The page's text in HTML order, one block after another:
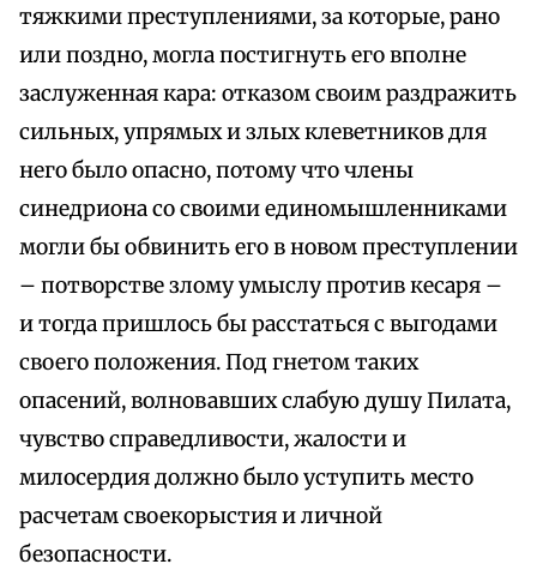
тяжкими преступлениями, за которые, рано
или поздно, могла постигнуть его вполне
заслуженная кара: отказом своим раздражить
сильных, упрямых и злых клеветников для
него было опасно, потому что члены
синедриона со своими единомышленниками
могли бы обвинить его в новом преступлении
– потворстве злому умыслу против кесаря –
и тогда пришлось бы расстаться с выгодами
своего положения. Под гнетом таких
опасений, волновавших слабую душу Пилата,
чувство справедливости, жалости и
милосердия должно было уступить место
расчетам своекорыстия и личной
безопасности.